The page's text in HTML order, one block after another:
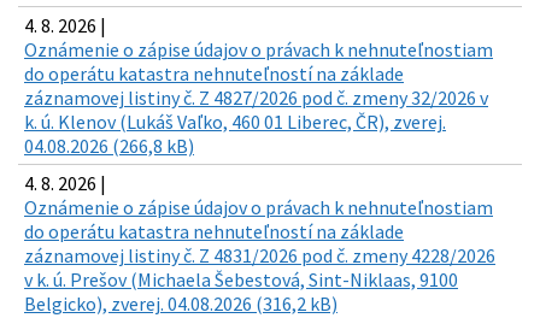
4. 8. 2026 |
Oznámenie o zápise údajov o právach k nehnuteľnostiam
do operátu katastra nehnuteľností na základe
záznamovej listiny č. Z 4827/2026 pod č. zmeny 32/2026 v
k. ú. Klenov (Lukáš Vaľko, 460 01 Liberec, ČR), zverej.
04.08.2026 (266,8 kB)
4. 8. 2026 |
Oznámenie o zápise údajov o právach k nehnuteľnostiam
do operátu katastra nehnuteľností na základe
záznamovej listiny č. Z 4831/2026 pod č. zmeny 4228/2026
v k. ú. Prešov (Michaela Šebestová, Sint-Niklaas, 9100
Belgicko), zverej. 04.08.2026 (316,2 kB)